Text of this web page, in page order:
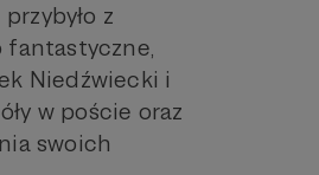
z
fantastyczne,
Niedźwiecki i
w poście oraz
swoich